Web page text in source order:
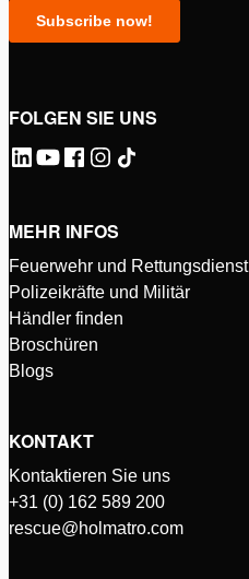
FOLGEN SIE UNS
MEHR INFOS
Feuerwehr und Rettungsdienst
Polizeikräfte und Militär
Händler finden
Broschüren
Blogs
KONTAKT
Kontaktieren Sie uns
+31 (0) 162 589 200
rescue@holmatro.com